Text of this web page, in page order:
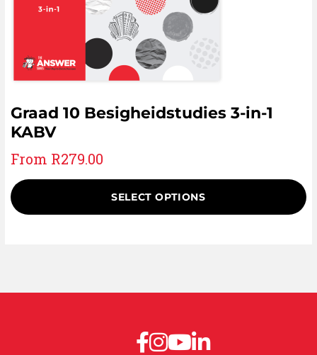
Graad 10 Besigheidstudies 3-in-1
KABV
From R279.00
SELECT OPTIONS